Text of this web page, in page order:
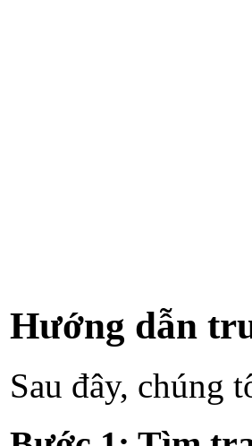
Hướng dẫn
Sau đây, chúng